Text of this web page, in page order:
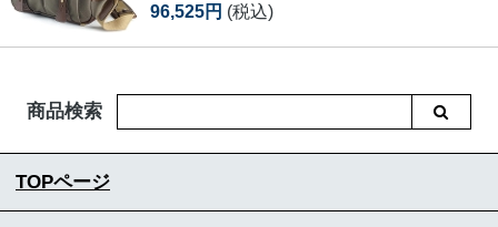
96,525円 (税込)
商品検索
TOPページ